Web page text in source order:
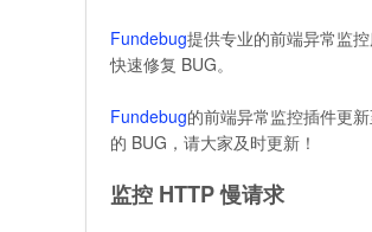
Fundebug提供专业的前端异常监
快速修复 BUG。
Fundebug的前端异常监控插件更
的 BUG，请大家及时更新！
监控 HTTP 慢请求